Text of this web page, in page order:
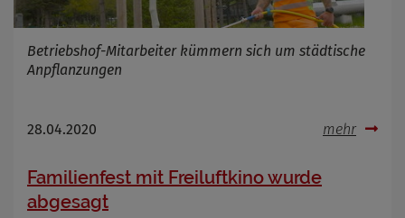
Betriebshof-Mitarbeiter kümmern sich um städtische
Anpflanzungen
28.04.2020 mehr
Familienfest mit Freiluftkino wurde
abgesagt